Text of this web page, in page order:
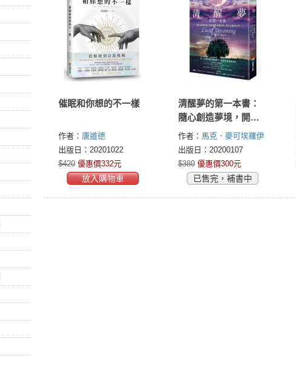
催眠和你想的不一樣
作者： 唐道德
出版日：20201022
$420 優惠價332元
放入購物車
清醒夢的第一本書：
隨心創造夢境，開發
潛能、療癒自我，通
往心靈的大門
作者： 馬克．麥可埃羅伊
(Mark McElroy)
出版日：20200107
$380 優惠價300元
已售完，補書中